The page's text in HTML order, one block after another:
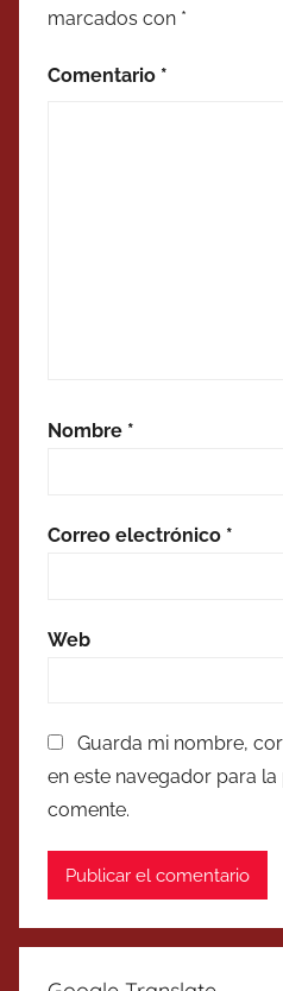
marcados con *
Comentario *
Nombre *
Correo electrónico *
Web
Guarda mi nombre,
en este navegador para
comente.